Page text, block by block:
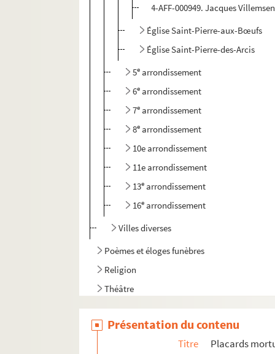
4-AFF-000949. Jacques
Église Saint-Pierre-aux-Bœufs
Église Saint-Pierre-des-Arcis
5e arrondissement
6e arrondissement
7e arrondissement
8e arrondissement
10e arrondissement
11e arrondissement
13e arrondissement
16e arrondissement
Villes diverses
Poèmes et éloges funèbres
Religion
Théâtre
Ventes immobilières et mobilières
Affiches diverses
Présentation du contenu
Titre
Placards